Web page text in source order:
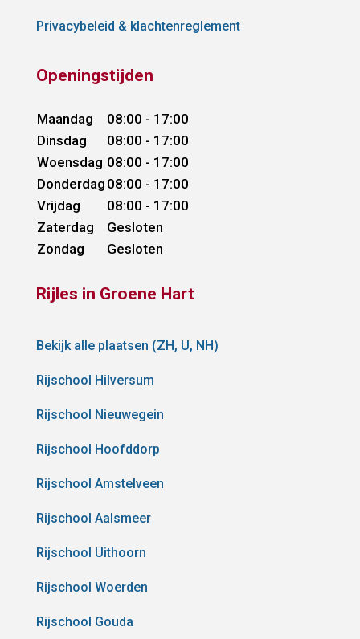
Privacybeleid & klachtenreglement
Openingstijden
Maandag
08:00 - 17:00
Dinsdag
08:00 - 17:00
Woensdag 08:00 - 17:00
Donderdag 08:00 - 17:00
Vrijdag
08:00 - 17:00
Zaterdag
Gesloten
Zondag
Gesloten
Rijles in Groene Hart
Bekijk alle plaatsen (ZH, U, NH)
Rijschool Hilversum
Rijschool Nieuwegein
Rijschool Hoofddorp
Rijschool Amstelveen
Rijschool Aalsmeer
Rijschool Uithoorn
Rijschool Woerden
Rijschool Gouda